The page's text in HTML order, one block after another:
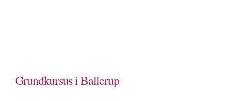
Grundkursus i Ballerup